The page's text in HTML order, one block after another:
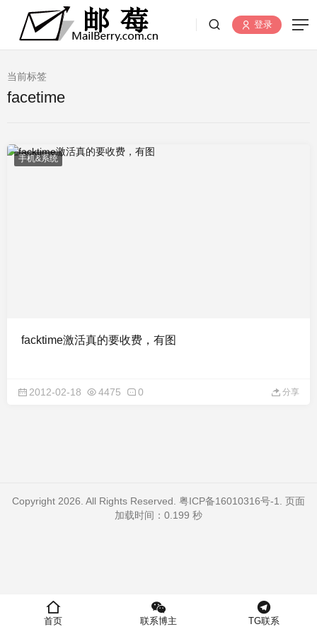
登录
当前标签
facetime
手机&系统
facktime激活真的要收费，有图
2012-02-18 4475 0 分享
Copyright 2026. All Rights Reserved. 粤ICP备16010316号-1
. 页面
加载时间：0.199 秒
首页 联系博主 TG联系